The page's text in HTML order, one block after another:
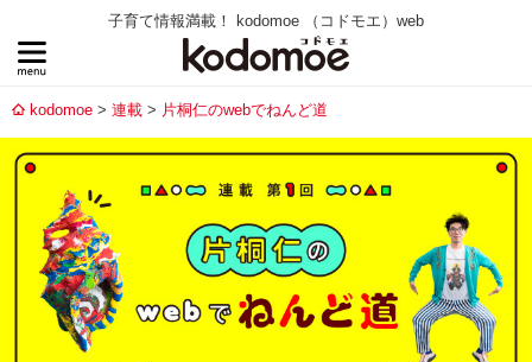
子育て情報満載！ kodomoe （コドモエ）web
kodomoe 連載 片桐仁のwebでねんど道